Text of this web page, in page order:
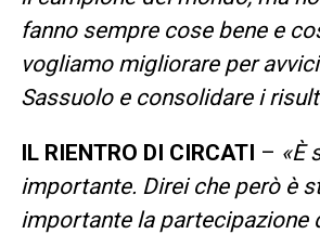
fanno sempre cose bene e
vogliamo migliorare per
Sassuolo e consolidare i
IL RIENTRO DI CIRCATI – «È
importante. Direi che però è
importante la partecipazione